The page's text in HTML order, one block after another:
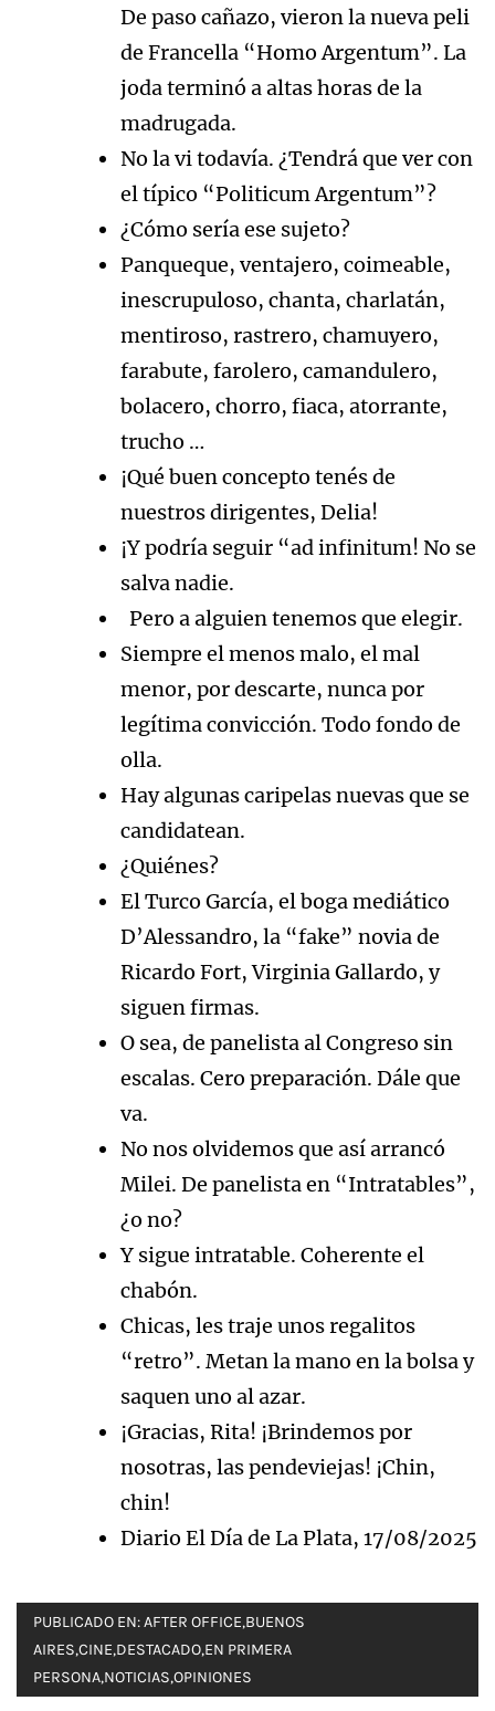
De paso cañazo, vieron la nueva peli
de Francella “Homo Argentum”. La
joda terminó a altas horas de la
madrugada.
No la vi todavía. ¿Tendrá que ver con
el típico “Politicum Argentum”?
¿Cómo sería ese sujeto?
Panqueque, ventajero, coimeable,
inescrupuloso, chanta, charlatán,
mentiroso, rastrero, chamuyero,
farabute, farolero, camandulero,
bolacero, chorro, fiaca, atorrante,
trucho …
¡Qué buen concepto tenés de
nuestros dirigentes, Delia!
¡Y podría seguir “ad infinitum! No se
salva nadie.
Pero a alguien tenemos que elegir.
Siempre el menos malo, el mal
menor, por descarte, nunca por
legítima convicción. Todo fondo de
olla.
Hay algunas caripelas nuevas que se
candidatean.
¿Quiénes?
El Turco García, el boga mediático
D’Alessandro, la “fake” novia de
Ricardo Fort, Virginia Gallardo, y
siguen firmas.
O sea, de panelista al Congreso sin
escalas. Cero preparación. Dále que
va.
No nos olvidemos que así arrancó
Milei. De panelista en “Intratables”,
¿o no?
Y sigue intratable. Coherente el
chabón.
Chicas, les traje unos regalitos
“retro”. Metan la mano en la bolsa y
saquen uno al azar.
¡Gracias, Rita! ¡Brindemos por
nosotras, las pendeviejas! ¡Chin,
chin!
Diario El Día de La Plata, 17/08/2025
PUBLICADO EN:AFTER OFFICE,BUENOS
AIRES,CINE,DESTACADO,EN PRIMERA
PERSONA,NOTICIAS,OPINIONES